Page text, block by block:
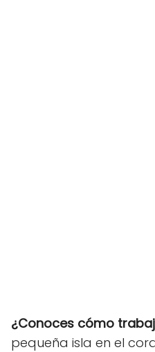
¿Conoces cómo
pequeña isla en el